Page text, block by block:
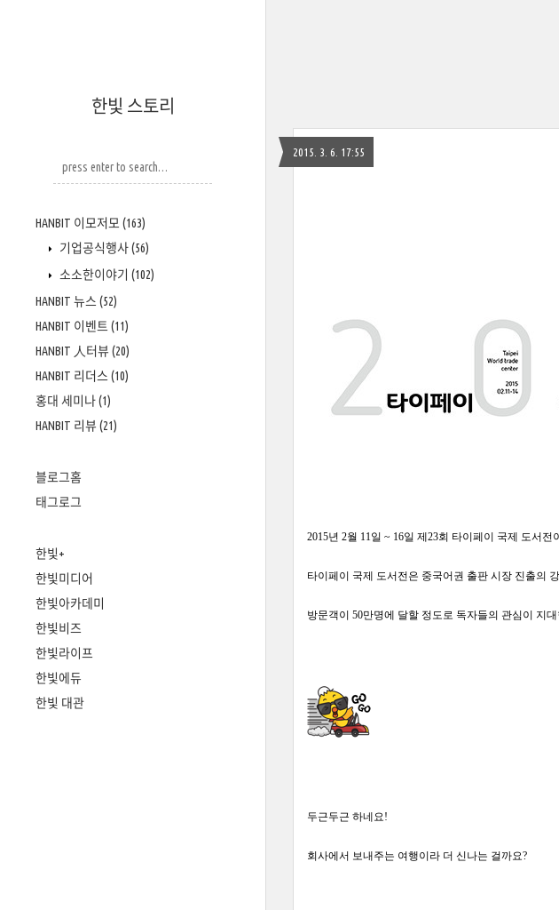
한빛 스토리
HANBIT 이모저모 (163)
기업공식행사(56)
소소한이야기 (102)
HANBIT 뉴스 (52)
HANBIT 이벤트 (11)
HANBIT 人터뷰 (20)
HANBIT 리더스 (10)
홍대 세미나(1)
HANBIT 리뷰 (21)
블로그홈
태그로그
한빛+
한빛미디어
한빛아카데미
한빛비즈
한빛라이프
한빛에듀
한빛 대관
2015. 3. 6. 17:55
2015년 2월 11일 ~ 16일 제23회 타이페이 국제 도서전
타이페이 국제 도서전은 중국어권 출판 시장 진출의
방문객이 50만명에 달할 정도로 독자들의 관심이 지
두근두근 하네요!
회사에서 보내주는 여행이라 더 신나는 걸까요?